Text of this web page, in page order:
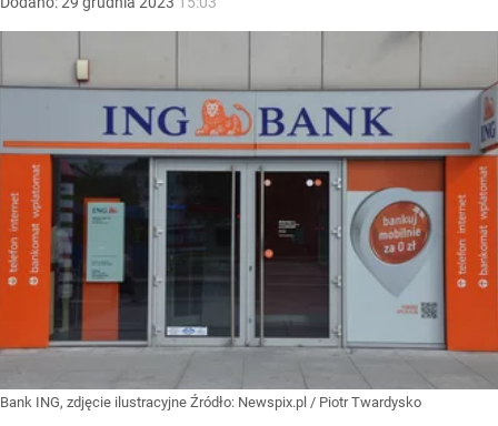
Bank ING, zdjęcie ilustracyjne Źródło: Newspix.pl / Piotr Twardysko